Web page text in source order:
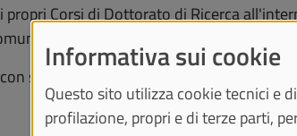
Corsi di Dottorato di Ricerca
sede amministrativa presso
Informativa sui cookie
Questo sito utilizza cookie tecnici e di
profilazione, propri e di terze parti,